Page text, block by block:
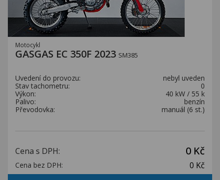
Motocykl
GASGAS EC 350F 2023 SM385
Uvedení do provozu:
nebyl uveden
Stav tachometru:
0
Výkon:
40 kW / 55 k
Palivo:
benzín
Převodovka:
manuál (6 st.)
Cena s DPH: 0 Kč
Cena bez DPH: 0 Kč